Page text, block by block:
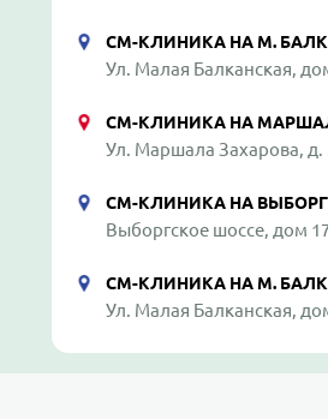
СМ-КЛИНИКА НА М.
Ул. Малая Балканская,
СМ-КЛИНИКА НА
Ул. Маршала Захарова, д.
СМ-КЛИНИКА НА
Выборгское шоссе, дом
СМ-КЛИНИКА НА М.
Ул. Малая Балканская,